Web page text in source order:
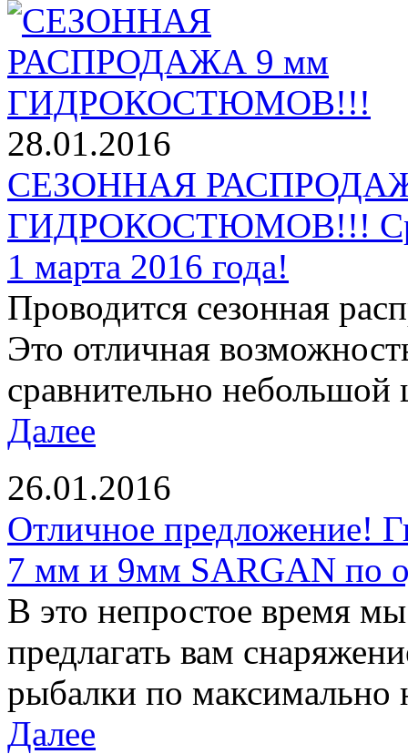
28.01.2016
СЕЗОННАЯ
ГИДРОКОСТЮМОВ!!!
1 марта 2016 года!
Проводится сезонная
Это отличная
сравнительно
Далее
26.01.2016
Отличное предложение!
7 мм и 9мм SARGAN по
В это непростое время
предлагать вам
рыбалки по максимально
Далее